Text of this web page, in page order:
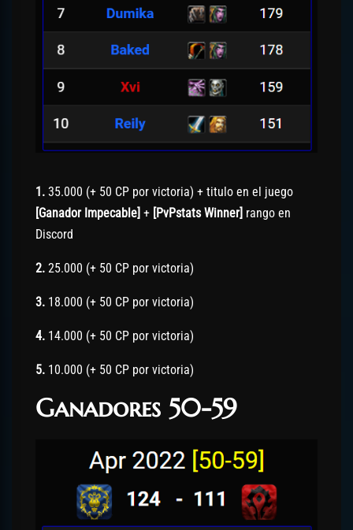
1. 35.000 (+ 50 CP por victoria) + titulo en el juego
[Ganador Impecable] + [PvPstats Winner] rango en
Discord
2. 25.000 (+ 50 CP por victoria)
3. 18.000 (+ 50 CP por victoria)
4. 14.000 (+ 50 CP por victoria)
5. 10.000 (+ 50 CP por victoria)
Ganadores 50-59